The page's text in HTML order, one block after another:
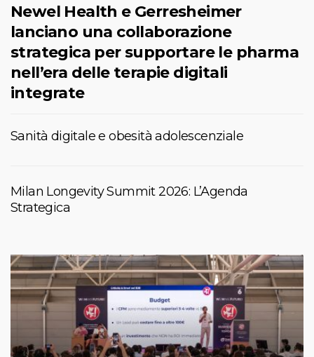
Newel Health e Gerresheimer
lanciano una collaborazione
strategica per supportare le pharma
nell’era delle terapie digitali
integrate
Sanità digitale e obesità adolescenziale
Milan Longevity Summit 2026: L’Agenda
Strategica